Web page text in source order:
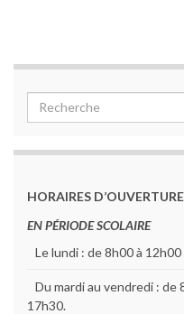
HORAIRES
EN PÉRIODE SCOLAIRE
Le lundi : de 8h00 à 12h00
Du mardi au vendredi : de
17h30.